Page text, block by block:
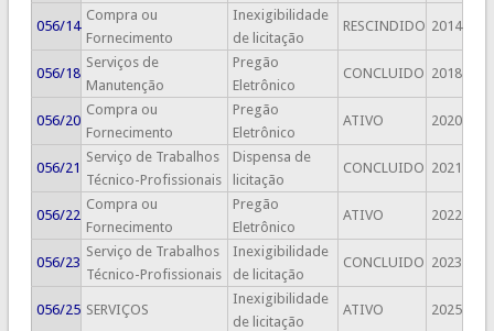
056/14
Compra ou
Fornecimento
Inexigibilidade
de licitação
RESCINDIDO 2014
056/18
Serviços de
Manutenção
Pregão
Eletrônico
CONCLUIDO 2018
056/20
Compra ou
Fornecimento
Pregão
Eletrônico
ATIVO 2020
056/21
Serviço de Trabalhos
Técnico-Profissionais
Dispensa de
licitação
CONCLUIDO 2021
056/22
Compra ou
Fornecimento
Pregão
Eletrônico
ATIVO 2022
056/23
Serviço de Trabalhos
Técnico-Profissionais
Inexigibilidade
de licitação
CONCLUIDO 2023
056/25 SERVIÇOS
Inexigibilidade
de licitação
ATIVO 2025